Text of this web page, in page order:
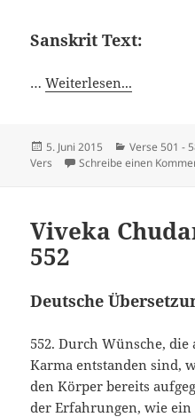
Sanskrit Text:
…Weiterlesen...
Veröffentlicht
am
5. Juni 2015 Kategorien
Verse 501 -
Vers
Schreibe einen
Viveka
552
Deutsche
552. Durch Wünsche,
Karma entstanden sind,
den Körper bereits
der Erfahrungen, wie ein